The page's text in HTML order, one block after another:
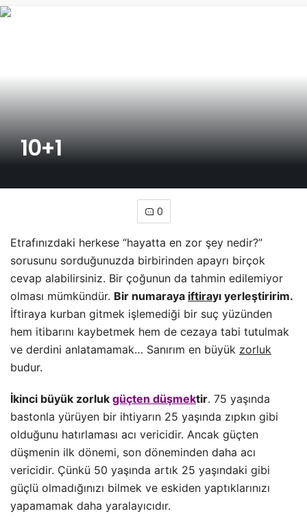
10+1
0
Etrafınızdaki herkese “hayatta en zor şey nedir?”
sorusunu sorduğunuzda birbirinden apayrı birçok
cevap alabilirsiniz. Bir çoğunun da tahmin edilemiyor
olması mümkündür. Bir numaraya iftirayı yerleştiririm.
İftiraya kurban gitmek işlemediği bir suç yüzünden
hem itibarını kaybetmek hem de cezaya tabi tutulmak
ve derdini anlatamamak… Sanırım en büyük zorluk
budur.
İkinci büyük zorluk güçten düşmektir. 75 yaşında
bastonla yürüyen bir ihtiyarın 25 yaşında zıpkın gibi
olduğunu hatırlaması acı vericidir. Ancak güçten
düşmenin ilk dönemi, son döneminden daha acı
vericidir. Çünkü 50 yaşında artık 25 yaşındaki gibi
güçlü olmadığınızı bilmek ve eskiden yaptıklarınızı
yapamamak daha yaralayıcıdır.